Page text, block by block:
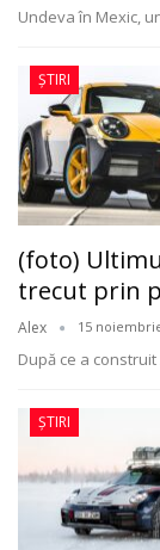
Undeva în Mexic,
ȘTIRI
(foto)
trecut prin
Alex 15
După ce a
ȘTIRI